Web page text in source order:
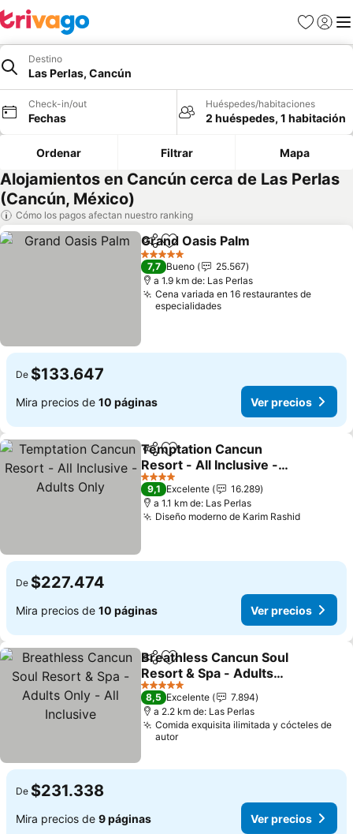
Favoritos
Iniciar
Destino
Las Perlas, Cancún
Check-in/out
Fechas
Huéspedes/habitaciones
2 huéspedes, 1 habitación
Ordenar Filtrar Mapa
Alojamientos en Cancún cerca de Las Perlas
(Cancún, México)
Cómo los pagos afectan nuestro ranking
CompartirAgregar a favoritos
Grand Oasis Palm
5 Estrellas
7,7 Bueno
25.567
a 1.9 km de: Las Perlas
Cena variada en 16 restaurantes de
especialidades
De $133.647
Mira precios de 10 páginas Ver precios
Compartir
Agregar a favoritos
Temptation Cancun
Resort - All Inclusive -
Adults Only
4 Estrellas
9,1 Excelente
16.289
a 1.1 km de: Las Perlas
Diseño moderno de Karim Rashid
De $227.474
Mira precios de 10 páginas Ver precios
CompartirAgregar a favoritos
Breathless Cancun Soul
Resort & Spa - Adults
Only - All Inclusive
5 Estrellas
8,5 Excelente
7.894
a 2.2 km de: Las Perlas
Comida exquisita ilimitada y cócteles de
autor
De $231.338
Mira precios de 9 páginas Ver precios